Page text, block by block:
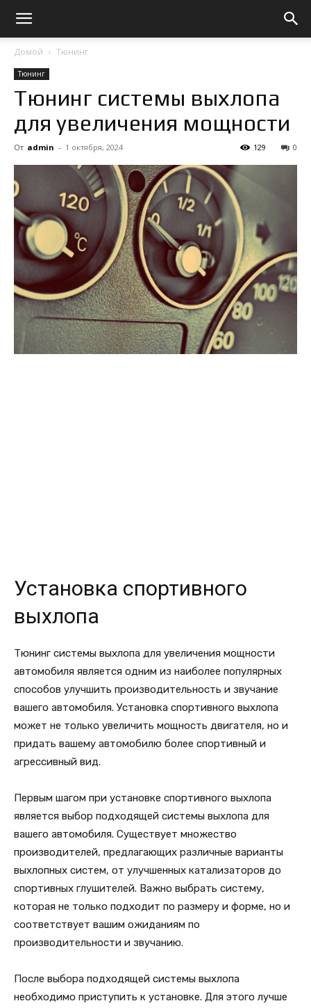
Домой Тюнинг
Тюнинг
Тюнинг системы выхлопа
для увеличения мощности
От admin - 1 октября, 2024 0
129
Установка спортивного
выхлопа
Тюнинг системы выхлопа для увеличения мощности
автомобиля является одним из наиболее популярных
способов улучшить производительность и звучание
вашего автомобиля. Установка спортивного выхлопа
может не только увеличить мощность двигателя, но и
придать вашему автомобилю более спортивный и
агрессивный вид.
Первым шагом при установке спортивного выхлопа
является выбор подходящей системы выхлопа для
вашего автомобиля. Существует множество
производителей, предлагающих различные варианты
выхлопных систем, от улучшенных катализаторов до
спортивных глушителей. Важно выбрать систему,
которая не только подходит по размеру и форме, но и
соответствует вашим ожиданиям по
производительности и звучанию.
После выбора подходящей системы выхлопа
необходимо приступить к установке. Для этого лучше